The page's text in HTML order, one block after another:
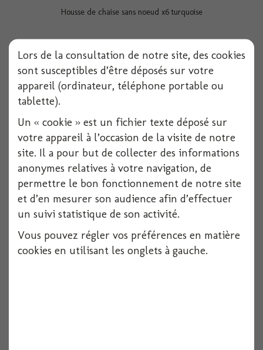
Housse de chaise sans noeud x6 turquoise
Voir
Housse de chaise sans noeud x6 vert tilleul
Lors de la consultation de notre site, des cookies
sont susceptibles d’être déposés sur votre
appareil (ordinateur, téléphone portable ou
tablette).
Un « cookie » est un fichier texte déposé sur
votre appareil à l’occasion de la visite de notre
site. Il a pour but de collecter des informations
anonymes relatives à votre navigation, de
permettre le bon fonctionnement de notre site
et d’en mesurer son audience afin d’effectuer
un suivi statistique de son activité.
Vous pouvez régler vos préférences en matière
cookies en utilisant les onglets à gauche.